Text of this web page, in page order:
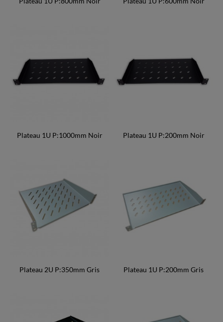
Plateau 1U P:1000mm Noir Plateau 1U P:200mm Noir
Plateau 2U P:350mm Gris Plateau 1U P:200mm Gris